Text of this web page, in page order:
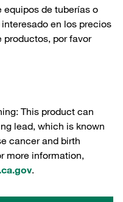
equipos de tuberías o
en los precios
productos, por favor
This product can
lead, which is known
cancer and birth
more information,
.